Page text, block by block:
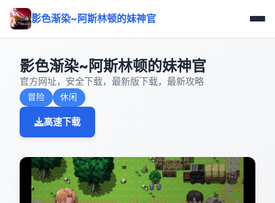
影色渐染~阿斯林顿的妹神官
影色渐染~阿斯林顿的妹神官
官方网址，安全下载，最新版下载，最新攻略
冒险 休闲
高速下载